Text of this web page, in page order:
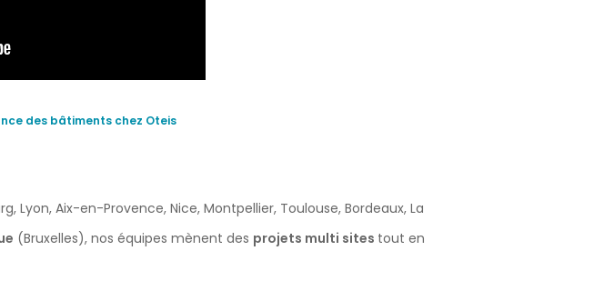
des bâtiments chez Oteis
Lyon, Aix-en-Provence, Nice, Montpellier, Toulouse, Bordeaux, La
(Bruxelles), nos équipes mènent des projets multi sites tout en